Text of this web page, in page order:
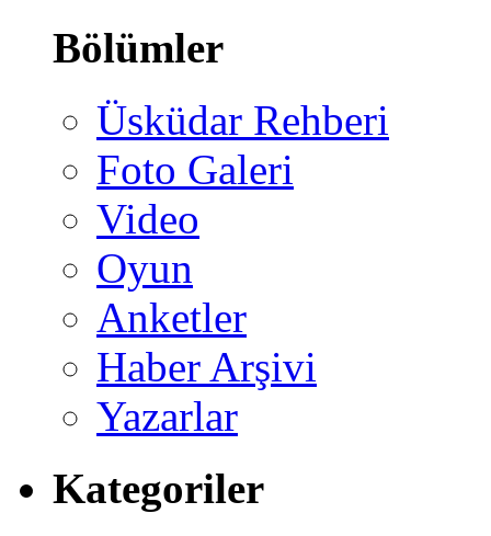
Bölümler
Üsküdar Rehberi
Foto Galeri
Video
Oyun
Anketler
Haber Arşivi
Yazarlar
Kategoriler